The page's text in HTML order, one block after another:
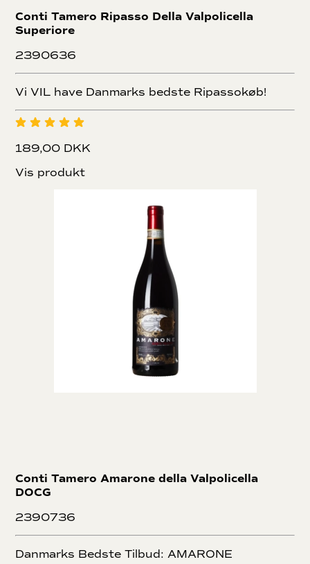
Conti Tamero Ripasso Della Valpolicella
Superiore
2390636
Vi VIL have Danmarks bedste Ripassokøb!
189,00 DKK
Vis produkt
Conti Tamero Amarone della Valpolicella
DOCG
2390736
Danmarks Bedste Tilbud: AMARONE